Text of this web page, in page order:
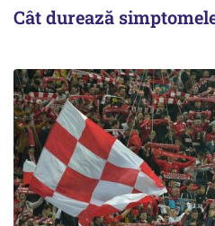
Cât durează